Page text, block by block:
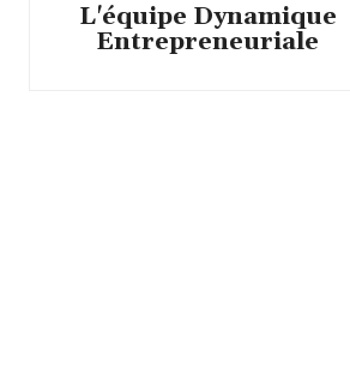
L'équipe Dynamique
Entrepreneuriale